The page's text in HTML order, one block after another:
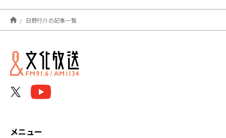
2026年07月
2026年05月
2026年03月
日野行介の記事一覧
メニュー